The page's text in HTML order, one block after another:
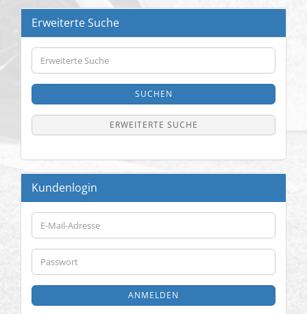
Erweiterte Suche
Erweiterte
Suche
SUCHEN
ERWEITERTE SUCHE
Kundenlogin
E-
Mail-
Adresse
Passwort
ANMELDEN